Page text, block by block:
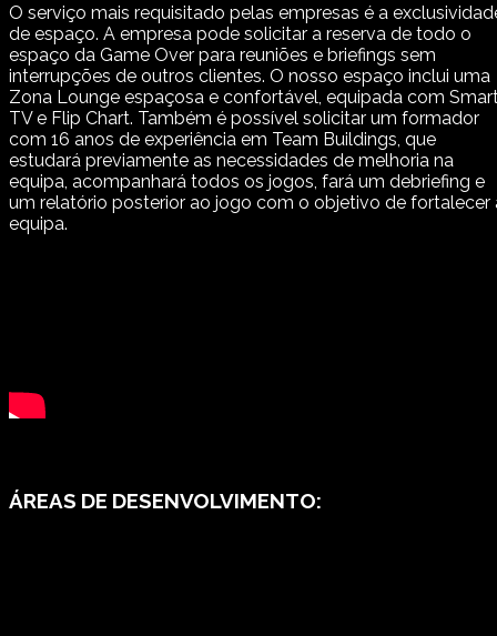
O serviço mais requisitado pelas empresas é a
de espaço. A empresa pode solicitar a reserva de todo o
espaço da Game Over para reuniões e briefings sem
interrupções de outros clientes. O nosso espaço inclui uma
Zona Lounge espaçosa e confortável, equipada com
TV e Flip Chart. Também é possível solicitar um formador
com 16 anos de experiência em Team Buildings, que
estudará previamente as necessidades de melhoria na
equipa, acompanhará todos os jogos, fará um debriefing e
um relatório posterior ao jogo com o objetivo de fortalecer
equipa.
ÁREAS DE DESENVOLVIMENTO: